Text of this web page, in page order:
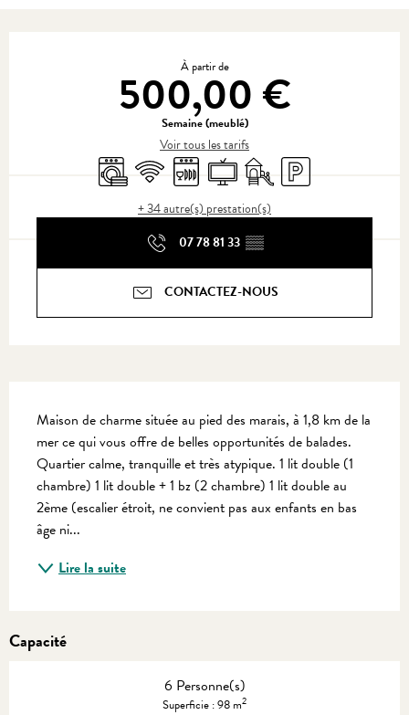
À partir de
500,00 €
Semaine (meublé)
Voir tous les tarifs
Lave linge
WiFi Lave vaisselle
TélévisionJeux pour enfants / Espace
Parking
+ 34 autre(s) prestation(s)
07 78 81 33 ▒▒
CONTACTEZ-NOUS
Maison de charme située au pied des marais, à 1,8 km de la
mer ce qui vous offre de belles opportunités de balades.
Quartier calme, tranquille et très atypique. 1 lit double (1
chambre) 1 lit double + 1 bz (2 chambre) 1 lit double au
2ème (escalier étroit, ne convient pas aux enfants en bas
âge ni...
Lire la suite
Capacité
6 Personne(s)
Superficie : 98 m2